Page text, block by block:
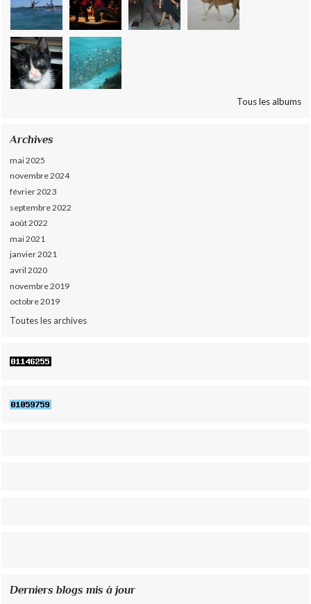
Tous les albums
Archives
mai 2025
novembre 2024
février 2023
septembre 2022
août 2022
mai 2021
janvier 2021
avril 2020
novembre 2019
octobre 2019
Toutes les archives
Derniers blogs mis à jour